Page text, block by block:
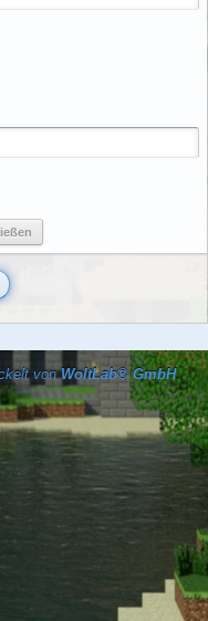
vonWoltLab® GmbH